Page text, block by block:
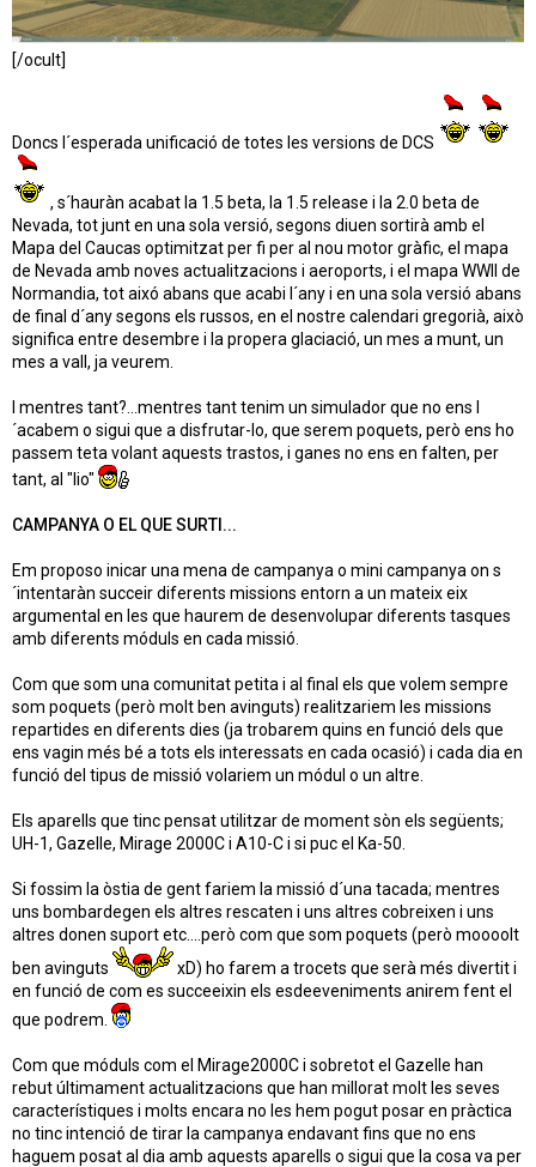
[/ocult]
Doncs l´esperada unificació de totes les versions de DCS
, s´hauràn acabat la 1.5 beta, la 1.5 release i la 2.0 beta de
Nevada, tot junt en una sola versió, segons diuen sortirà amb el
Mapa del Caucas optimitzat per fi per al nou motor gràfic, el mapa
de Nevada amb noves actualitzacions i aeroports, i el mapa WWII de
Normandia, tot aixó abans que acabi l´any i en una sola versió abans
de final d´any segons els russos, en el nostre calendari gregorià, això
significa entre desembre i la propera glaciació, un mes a munt, un
mes a vall, ja veurem.
I mentres tant?...mentres tant tenim un simulador que no ens l
´acabem o sigui que a disfrutar-lo, que serem poquets, però ens ho
passem teta volant aquests trastos, i ganes no ens en falten, per
tant, al "lio"
CAMPANYA O EL QUE SURTI...
Em proposo inicar una mena de campanya o mini campanya on s
´intentaràn succeir diferents missions entorn a un mateix eix
argumental en les que haurem de desenvolupar diferents tasques
amb diferents móduls en cada missió.
Com que som una comunitat petita i al final els que volem sempre
som poquets (però molt ben avinguts) realitzariem les missions
repartides en diferents dies (ja trobarem quins en funció dels que
ens vagin més bé a tots els interessats en cada ocasió) i cada dia en
funció del tipus de missió volariem un módul o un altre.
Els aparells que tinc pensat utilitzar de moment sòn els següents;
UH-1, Gazelle, Mirage 2000C i A10-C i si puc el Ka-50.
Si fossim la òstia de gent fariem la missió d´una tacada; mentres
uns bombardegen els altres rescaten i uns altres cobreixen i uns
altres donen suport etc....però com que som poquets (però moooolt
ben avinguts
xD) ho farem a trocets que serà més divertit i
en funció de com es succeeixin els esdeeveniments anirem fent el
que podrem.
Com que móduls com el Mirage2000C i sobretot el Gazelle han
rebut últimament actualitzacions que han millorat molt les seves
característiques i molts encara no les hem pogut posar en pràctica
no tinc intenció de tirar la campanya endavant fins que no ens
haguem posat al dia amb aquests aparells o sigui que la cosa va per